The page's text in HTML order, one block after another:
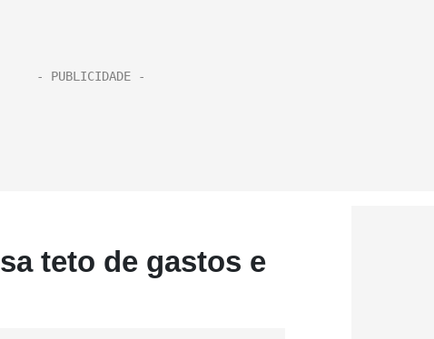
teto de gastos e